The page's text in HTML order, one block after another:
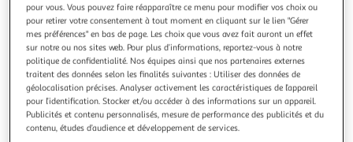
LES YEUX DE MONA, Schlesser Thomas
Palmarès Les 100 livres de l'année 2024 - Lire Magazine Le
livre que le monde entier s'arrache . Le Figaro Une ode à la
beauté et à la sagesse . Le Parisien Les Yeux de Mona n'est
pas seulement un roman d'initiation à l'art , il est aussi un
conte universel . La Croix Elu Livre de l'année 2025
En savoir +
Vendu parGpasPlus
Livraison dès 6/7 jours
5,50€
pour vous. Vous pouvez faire réapparaître ce menu pour modifier vos choix ou
pour retirer votre consentement à tout moment en cliquant sur le lien "Gérer
mes préférences" en bas de page. Les choix que vous avez fait auront un effet
sur notre ou nos sites web. Pour plus d’informations, reportez-vous à notre
politique de confidentialité. Nos équipes ainsi que nos partenaires externes
traitent des données selon les finalités suivantes : Utiliser des données de
géolocalisation précises. Analyser activement les caractéristiques de l’appareil
pour l’identification. Stocker et/ou accéder à des informations sur un appareil.
Publicités et contenu personnalisés, mesure de performance des publicités et du
contenu, études d’audience et développement de services.